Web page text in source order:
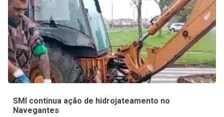
SMI continua ação de hidrojateamento no
Navegantes